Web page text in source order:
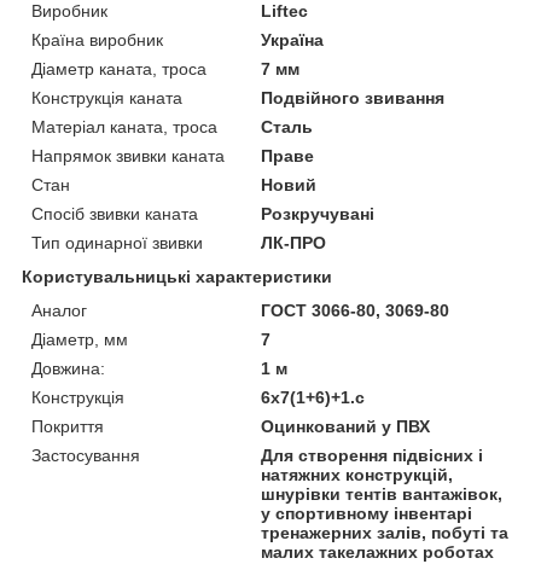
Виробник
Liftec
Країна виробник
Україна
Діаметр каната, троса
7 мм
Конструкція каната
Подвійного звивання
Матеріал каната, троса
Сталь
Напрямок звивки каната
Праве
Стан
Новий
Спосіб звивки каната
Розкручувані
Тип одинарної звивки
ЛК-ПРО
Користувальницькі характеристики
Аналог
ГОСТ 3066-80, 3069-80
Діаметр, мм
7
Довжина:
1 м
Конструкція
6х7(1+6)+1.с
Покриття
Оцинкований у ПВХ
Застосування
Для створення підвісних і
натяжних конструкцій,
шнурівки тентів вантажівок,
у спортивному інвентарі
тренажерних залів, побуті та
малих такелажних роботах